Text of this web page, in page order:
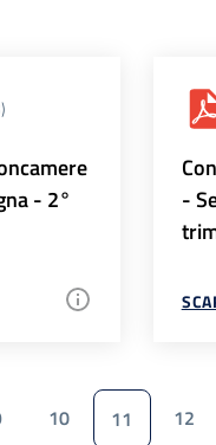
- 2°
-
10 11 12